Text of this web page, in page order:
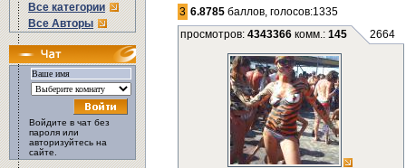
Все категории
Все Авторы
Войдите в чат без
пароля или
авторизуйтесь на
сайте.
3 6.8785баллов, голосов:1335
просмотров: 4343366комм.: 145 2664